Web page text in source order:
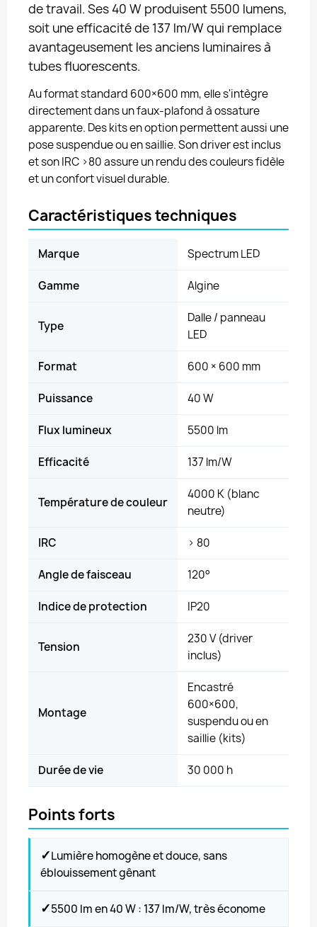
de travail. Ses 40 W produisent 5500 lumens,
soit une efficacité de 137 lm/W qui remplace
avantageusement les anciens luminaires à
tubes fluorescents.
Au format standard 600×600 mm, elle s'intègre
directement dans un faux-plafond à ossature
apparente. Des kits en option permettent aussi une
pose suspendue ou en saillie. Son driver est inclus
et son IRC >80 assure un rendu des couleurs fidèle
et un confort visuel durable.
Caractéristiques techniques
Marque Spectrum LED
Gamme Algine
Type
Dalle / panneau
LED
Format 600 × 600 mm
Puissance 40 W
Flux lumineux 5500 lm
Efficacité 137 lm/W
Température de couleur
4000 K (blanc
neutre)
IRC > 80
Angle de faisceau 120°
Indice de protection IP20
Tension
230 V (driver
inclus)
Montage
Encastré
600×600,
suspendu ou en
saillie (kits)
Durée de vie 30 000 h
Points forts
✓Lumière homogène et douce, sans
éblouissement gênant
✓5500 lm en 40 W : 137 lm/W, très économe